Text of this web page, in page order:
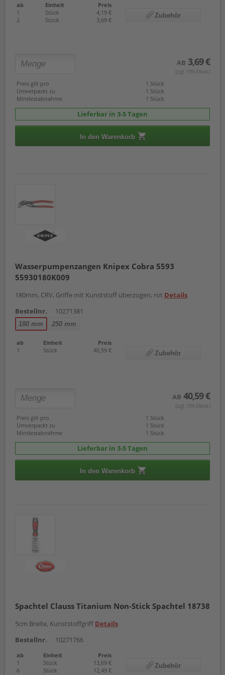
ab Einheit
Preis
1
Stück
4,19 €
2
Stück 3,69 €
Zubehör
AB 3,69 €
(zzgl. 19% Mwst.)
Preis gilt pro
1 Stück
Umverpackt zu
1 Stück
Mindestabnahme
1 Stück
Lieferbar in 3-5 Tagen
In den Warenkorb
Wasserpumpenzangen Knipex Cobra 5593
55930180K009
180mm, CRV, Griffe mit Kunststoff überzogen, rot Details
Bestellnr.
10271381
180 mm 250 mm
ab Einheit
Preis
1
Stück 40,59 € Zubehör
AB 40,59 €
(zzgl. 19% Mwst.)
Preis gilt pro
1 Stück
Umverpackt zu
1 Stück
Mindestabnahme
1 Stück
Lieferbar in 3-5 Tagen
In den Warenkorb
Spachtel Clauss Titanium Non-Stick Spachtel 18738
5cm Breite, Kunststoffgriff Details
Bestellnr.
10271766
ab Einheit
Preis
1
Stück
13,69 €
6
Stück 12,49 €
Zubehör